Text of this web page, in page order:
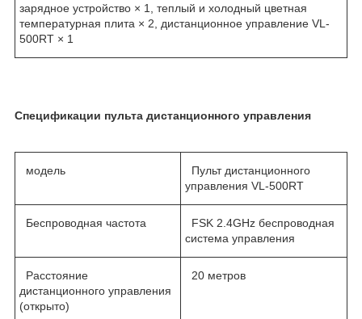
зарядное устройство × 1, теплый и холодный цветная
температурная плита × 2, дистанционное управление VL-
500RT × 1
Спецификации пульта дистанционного управления
модель
Пульт дистанционного
управления VL-500RT
Беспроводная частота
FSK 2.4GHz беспроводная
система управления
Расстояние
дистанционного управления
(открыто)
20 метров